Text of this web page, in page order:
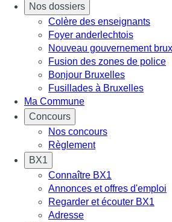
Nos dossiers
Colère des enseignants
Foyer anderlechtois
Nouveau gouvernement
Fusion des zones de police
Bonjour Bruxelles
Fusillades à Bruxelles
Ma Commune
Concours
Nos concours
Règlement
BX1
Connaître BX1
Annonces et offres d'emploi
Regarder et écouter BX1
Adresse